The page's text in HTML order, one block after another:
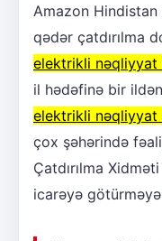
Amazon
qədər çatdırılma
elektrikli nəqliyyat
il hədəfinə bir
elektrikli nəqliyyat
çox şəhərində
Çatdırılma
icarəyə